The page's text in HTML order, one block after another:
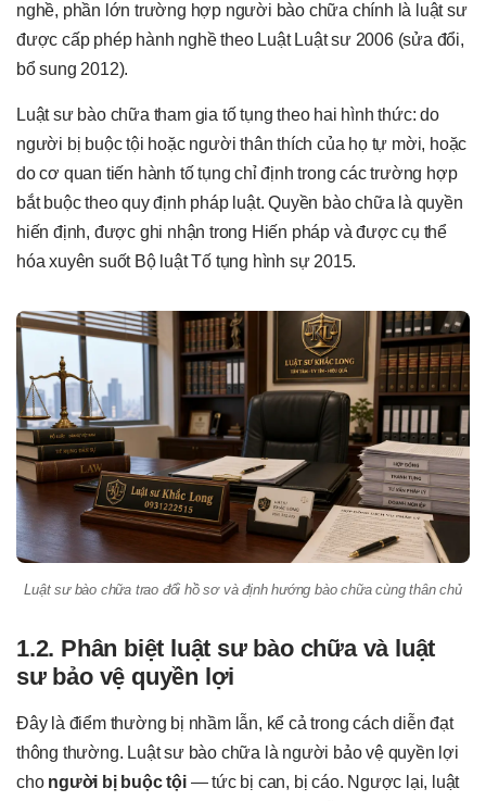
nghề, phần lớn trường hợp người bào chữa chính là luật sư
được cấp phép hành nghề theo Luật Luật sư 2006 (sửa đổi,
bổ sung 2012).
Luật sư bào chữa tham gia tố tụng theo hai hình thức: do
người bị buộc tội hoặc người thân thích của họ tự mời, hoặc
do cơ quan tiến hành tố tụng chỉ định trong các trường hợp
bắt buộc theo quy định pháp luật. Quyền bào chữa là quyền
hiến định, được ghi nhận trong Hiến pháp và được cụ thể
hóa xuyên suốt Bộ luật Tố tụng hình sự 2015.
Luật sư bào chữa trao đổi hồ sơ và định hướng bào chữa cùng thân chủ
1.2. Phân biệt luật sư bào chữa và luật
sư bảo vệ quyền lợi
Đây là điểm thường bị nhầm lẫn, kể cả trong cách diễn đạt
thông thường. Luật sư bào chữa là người bảo vệ quyền lợi
cho người bị buộc tội— tức bị can, bị cáo. Ngược lại, luật